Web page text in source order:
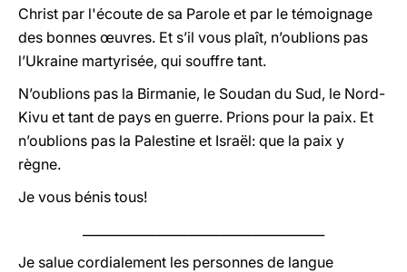
Christ par l'écoute de sa Parole et par le témoignage
des bonnes œuvres. Et s’il vous plaît, n’oublions pas
l’Ukraine martyrisée, qui souffre tant.
N’oublions pas la Birmanie, le Soudan du Sud, le Nord-
Kivu et tant de pays en guerre. Prions pour la paix. Et
n’oublions pas la Palestine et Israël: que la paix y
règne.
Je vous bénis tous!
Je salue cordialement les personnes de langue